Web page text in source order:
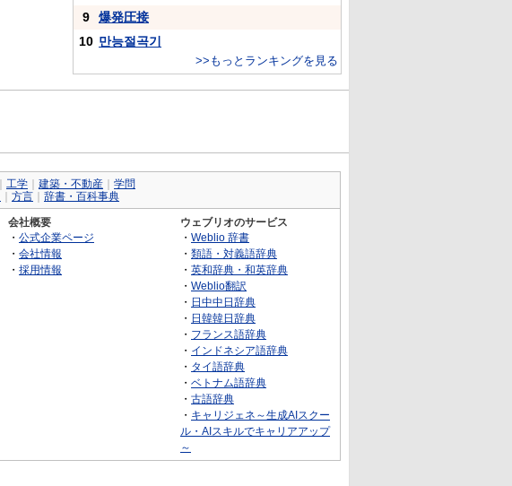
9
爆発圧接
10 만능절곡기
>>もっとランキングを見る
工学 建築・不動産
学問
方言 辞書・百科事典
会社概要
・ 公式企業ページ
・ 会社情報
・ 採用情報
ウェブリオのサービス
・ Weblio 辞書
・ 類語・対義語辞典
・ 英和辞典・和英辞典
・ Weblio翻訳
・ 日中中日辞典
・ 日韓韓日辞典
・ フランス語辞典
・ インドネシア語辞典
・ タイ語辞典
・ ベトナム語辞典
・ 古語辞典
・ キャリジェネ～生成AIスクー
ル・AIスキルでキャリアアップ
～